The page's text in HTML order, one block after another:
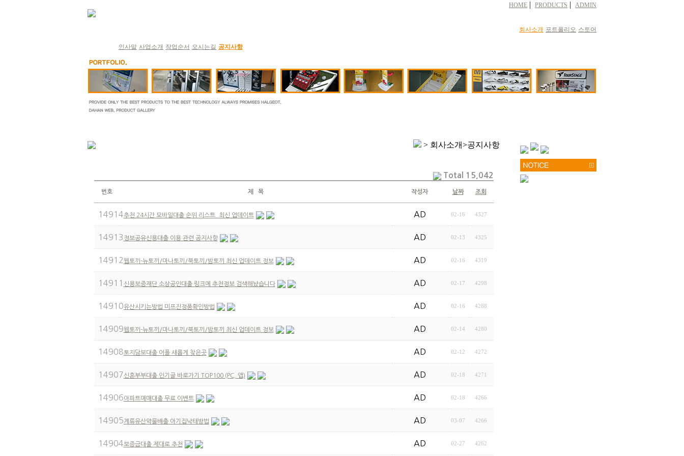
HOME | PRODUCTS | ADMIN
회사소개 포트폴리오 스토어
인사말 사업소개 작업순서 오시는길 공지사항
> 회사소개>공지사항
Total 15,042
번호 제 목 작성자 날짜 조회
14914추천 24시간 모바일대출 순위 리스트_최신 업데이트 AD 02-16 4327
14913 정보공유신용대출 이용 관련 공지사항 AD 02-13 4325
14912웹토끼-뉴토끼/마나토끼/북토끼/밤토끼 최신 업데이트 정보 AD 02-16 4319
14911 신용보증재단 소상공인대출 링크에 추천정보 검색해놨습니다 AD 02-17 4298
14910유산시키는방법 미프진정품확인방법 AD 02-16 4288
14909웹토끼-뉴토끼/마나토끼/북토끼/밤토끼 최신 업데이트 정보 AD 02-14 4280
14908토지담보대출 어플 새롭게 찾은곳 AD 02-12 4272
14907신혼부부대출 인기글 바로가기 TOP100 (PC, 앱) AD 02-18 4271
14906아파트매매대출 무료 이벤트 AD 02-18 4266
14905계류유산약물배출 아기집낙태방법 AD 03-07 4266
14904보증금대출 제대로 추천 AD 02-27 4262